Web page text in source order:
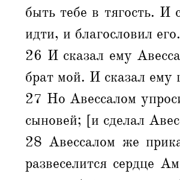
быть тебе в тягость. И
идти, и благословил его.
26 И сказал ему
брат мой. И сказал ему
27 Но Авессалом
сыновей; [и сделал
28 Авессалом же
развеселится сердце